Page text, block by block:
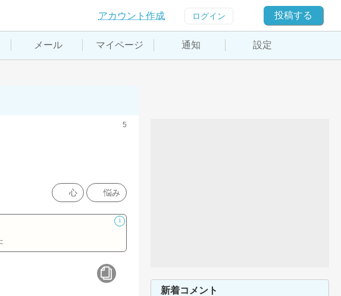
アカウント作成 ログイン 投稿する
メール マイページ 通知 設定
5
心 悩み
1
新着コメント